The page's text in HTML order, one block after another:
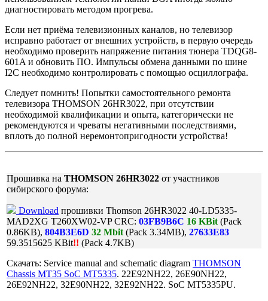
диагностировать методом прогрева.
Если нет приёма телевизионных каналов, но телевизор
исправно работает от внешних устройств, в первую очередь
необходимо проверить напряжение питания тюнера TDQG8-
601A и обновить ПО. Импульсы обмена данными по шине
I2C необходимо контролировать с помощью осциллографа.
Следует помнить! Попытки самостоятельного ремонта
телевизора THOMSON 26HR3022, при отсутствии
необходимой квалификации и опыта, категорически не
рекомендуются и чреваты негативными последствиями,
вплоть до полной неремонтопригодности устройства!
Прошивка на THOMSON 26HR3022 от участников
сибирского форума:
Download прошивки Thomson 26HR3022 40-LD5335-
MAD2XG T260XW02-VP CRC: 03FB9B6C 16 KBit (Pack
0.86KB), 804B3E6D 32 Mbit (Pack 3.34MB), 27633E83
59.3515625 KBit!! (Pack 4.7KB)
Скачать: Service manual and schematic diagram THOMSON
Chassis MT35 SoC MT5335. 22E92NH22, 26E90NH22,
26E92NH22, 32E90NH22, 32E92NH22. SoC MT5335PU.